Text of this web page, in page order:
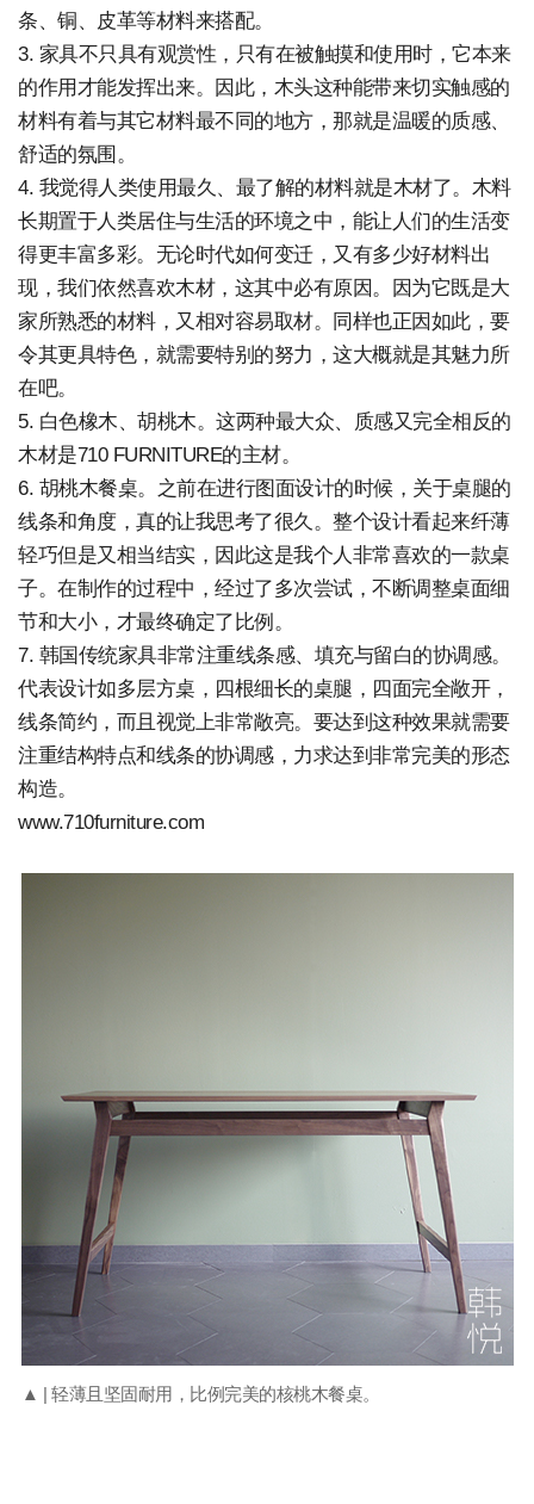
条、铜、皮革等材料来搭配。
3. 家具不只具有观赏性，只有在被触摸和使用时，它本来
的作用才能发挥出来。因此，木头这种能带来切实触感的
材料有着与其它材料最不同的地方，那就是温暖的质感、
舒适的氛围。
4. 我觉得人类使用最久、最了解的材料就是木材了。木料
长期置于人类居住与生活的环境之中，能让人们的生活变
得更丰富多彩。无论时代如何变迁，又有多少好材料出
现，我们依然喜欢木材，这其中必有原因。因为它既是大
家所熟悉的材料，又相对容易取材。同样也正因如此，要
令其更具特色，就需要特别的努力，这大概就是其魅力所
在吧。
5. 白色橡木、胡桃木。这两种最大众、质感又完全相反的
木材是710 FURNITURE的主材。
6. 胡桃木餐桌。之前在进行图面设计的时候，关于桌腿的
线条和角度，真的让我思考了很久。整个设计看起来纤薄
轻巧但是又相当结实，因此这是我个人非常喜欢的一款桌
子。在制作的过程中，经过了多次尝试，不断调整桌面细
节和大小，才最终确定了比例。
7. 韩国传统家具非常注重线条感、填充与留白的协调感。
代表设计如多层方桌，四根细长的桌腿，四面完全敞开，
线条简约，而且视觉上非常敞亮。要达到这种效果就需要
注重结构特点和线条的协调感，力求达到非常完美的形态
构造。
www.710furniture.com
▲ | 轻薄且坚固耐用，比例完美的核桃木餐桌。